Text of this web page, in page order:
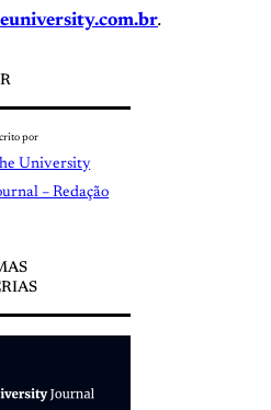
.
por
University
– Redação